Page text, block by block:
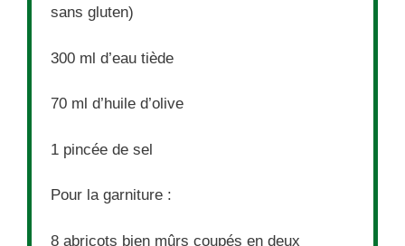
sans gluten)
300 ml d’eau tiède
70 ml d’huile d’olive
1 pincée de sel
Pour la garniture :
8 abricots bien mûrs coupés en deux